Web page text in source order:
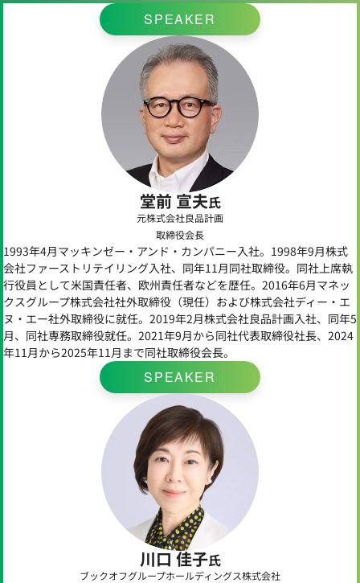
SPEAKER
堂前 宣夫氏
元株式会社良品計画
取締役会長
1993年4月マッキンゼー・アンド・カンパニー入社。1998年9月株式
会社ファーストリテイリング入社、同年11月同社取締役。同社上席執
行役員として米国責任者、欧州責任者などを歴任。2016年6月マネッ
クスグループ株式会社社外取締役（現任）および株式会社ディー・エ
ヌ・エー社外取締役に就任。2019年2月株式会社良品計画入社、同年5
月、同社専務取締役就任。2021年9月から同社代表取締役社長、2024
年11月から2025年11月まで同社取締役会長。
SPEAKER
川口 佳子氏
ブックオフグループホールディングス株式会社